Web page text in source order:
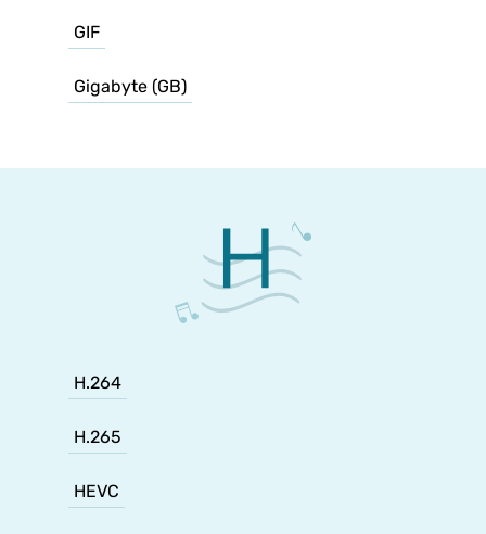
GIF
Gigabyte (GB)
H.264
H.265
HEVC